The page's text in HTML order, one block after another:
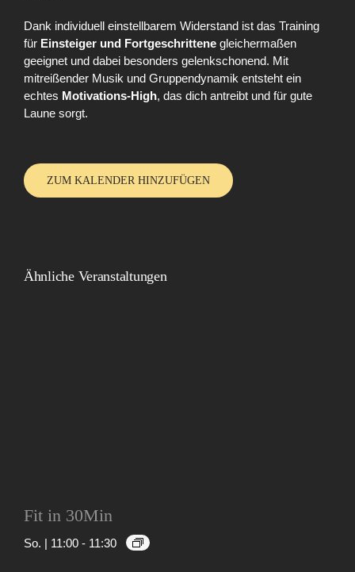
Dank individuell einstellbarem Widerstand ist das Training
für Einsteiger und Fortgeschrittene gleichermaßen
geeignet und dabei besonders gelenkschonend. Mit
mitreißender Musik und Gruppendynamik entsteht ein
echtes Motivations-High, das dich antreibt und für gute
Laune sorgt.
ZUM KALENDER HINZUFÜGEN
Ähnliche Veranstaltungen
Fit in 30Min
So. | 11:00 - 11:30